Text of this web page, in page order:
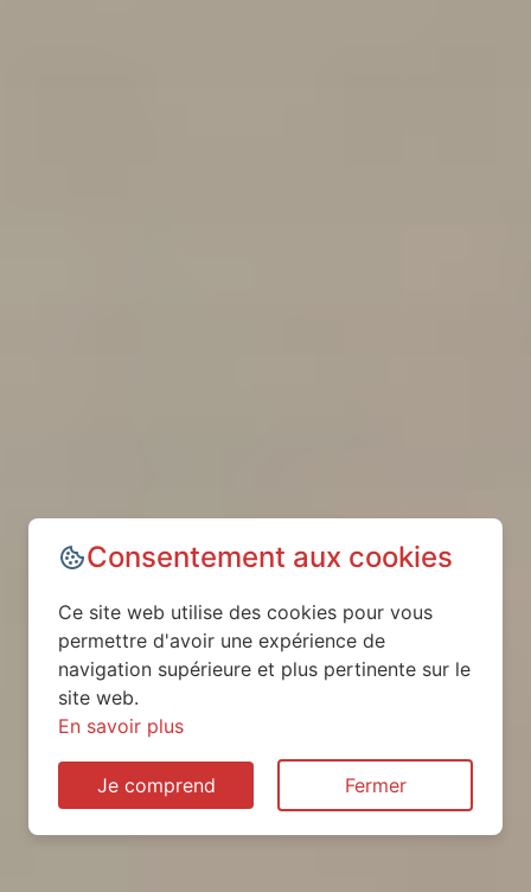
Consentement aux cookies
Ce site web utilise des cookies pour vous
permettre d'avoir une expérience de
navigation supérieure et plus pertinente sur le
site web.
En savoir plus
Je comprend Fermer